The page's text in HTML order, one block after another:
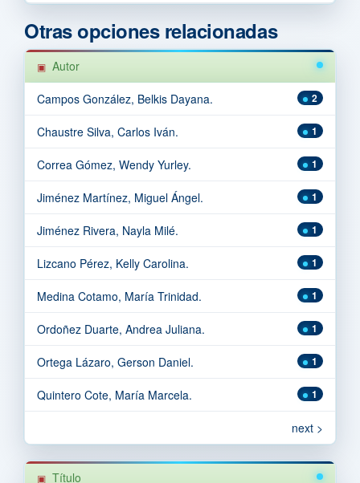
Otras opciones relacionadas
Autor
2
Campos González, Belkis Dayana.
1
Chaustre Silva, Carlos Iván.
1
Correa Gómez, Wendy Yurley.
1
Jiménez Martínez, Miguel Ángel.
1
Jiménez Rivera, Nayla Milé.
1
Lizcano Pérez, Kelly Carolina.
1
Medina Cotamo, María Trinidad.
1
Ordoñez Duarte, Andrea Juliana.
1
Ortega Lázaro, Gerson Daniel.
1
Quintero Cote, María Marcela.
next >
Título